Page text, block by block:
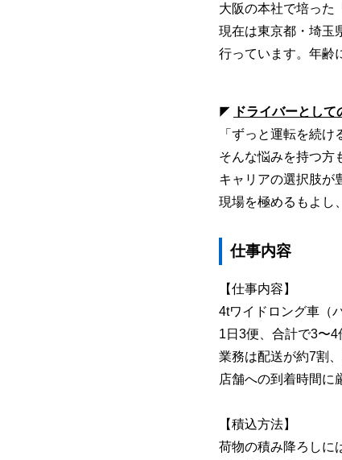
大阪の本社で培った
現在は東京都・埼玉
行っています。年齢
◤ ドライバーとし
「ずっと運転を続
そんな悩みを持つ方
キャリアの選択肢が
現場を極めるもよし
仕事内容
【仕事内容】
4tワイドロング車（
1日3便、合計で3〜4
業務は配送が約7割
店舗への到着時間に
【積込方法】
荷物の積み降ろしに